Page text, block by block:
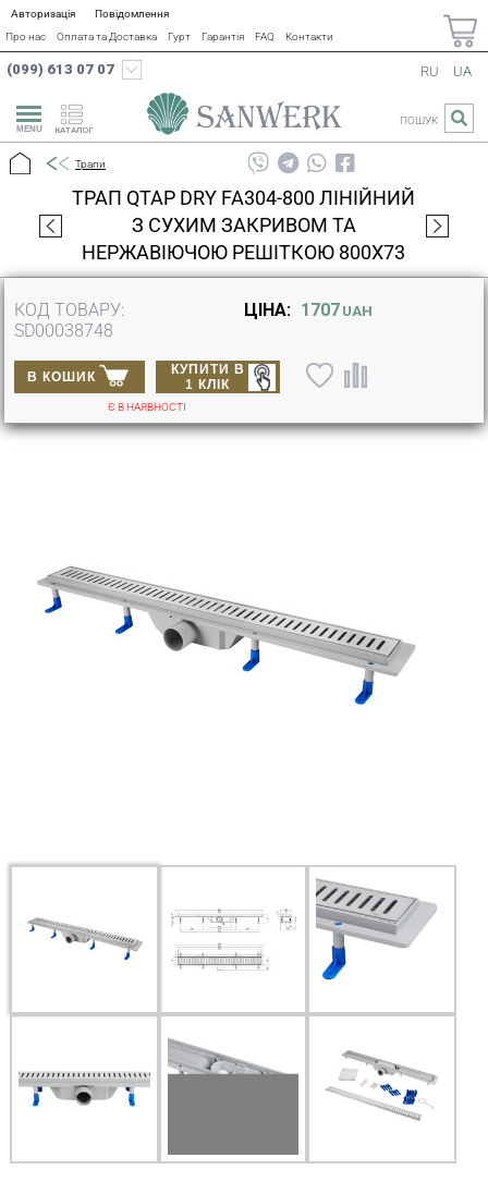
Авторизація
Повідомлення
Про нас
Оплата та Доставка Гурт Гарантія FAQ Контакти
(099) 613 07 07
КАТАЛОГ
RU UA
ПОШУК
Трапи
ТРАП QTAP DRY FA304-800 ЛІНІЙНИЙ
З СУХИМ ЗАКРИВОМ ТА
НЕРЖАВІЮЧОЮ РЕШІТКОЮ 800Х73
КОД ТОВАРУ:
SD00038748
ЦІНА: 1707 UAH
В КОШИК
КУПИТИ В
1 КЛІК
Є В НАЯВНОСТІ